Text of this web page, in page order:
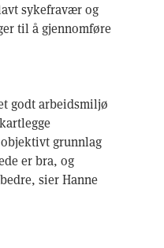
sykefravær og
til å gjennomføre
godt arbeidsmiljø
grunnlag
er bra, og
sier Hanne